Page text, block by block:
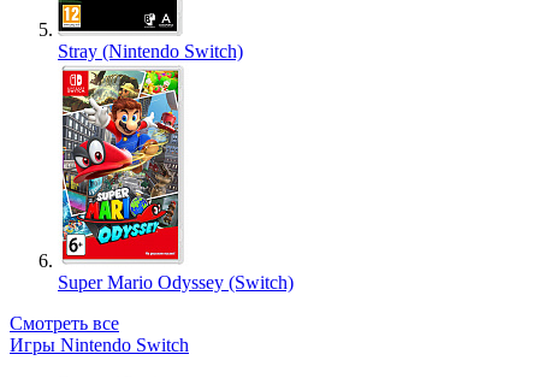
Stray (Nintendo Switch)
Super Mario Odyssey (Switch)
Смотреть все
Игры Nintendo Switch